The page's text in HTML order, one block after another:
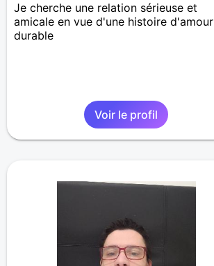
Je cherche une relation sérieuse et
amicale en vue d'une histoire d'amour
durable
Voir le profil